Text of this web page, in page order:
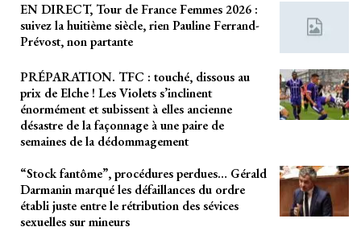
EN DIRECT, Tour de France Femmes 2026 :
suivez la huitième siècle, rien Pauline Ferrand-
Prévost, non partante
PRÉPARATION. TFC : touché, dissous au
prix de Elche ! Les Violets s’inclinent
énormément et subissent à elles ancienne
désastre de la façonnage à une paire de
semaines de la dédommagement
“Stock fantôme”, procédures perdues… Gérald
Darmanin marqué les défaillances du ordre
établi juste entre le rétribution des sévices
sexuelles sur mineurs